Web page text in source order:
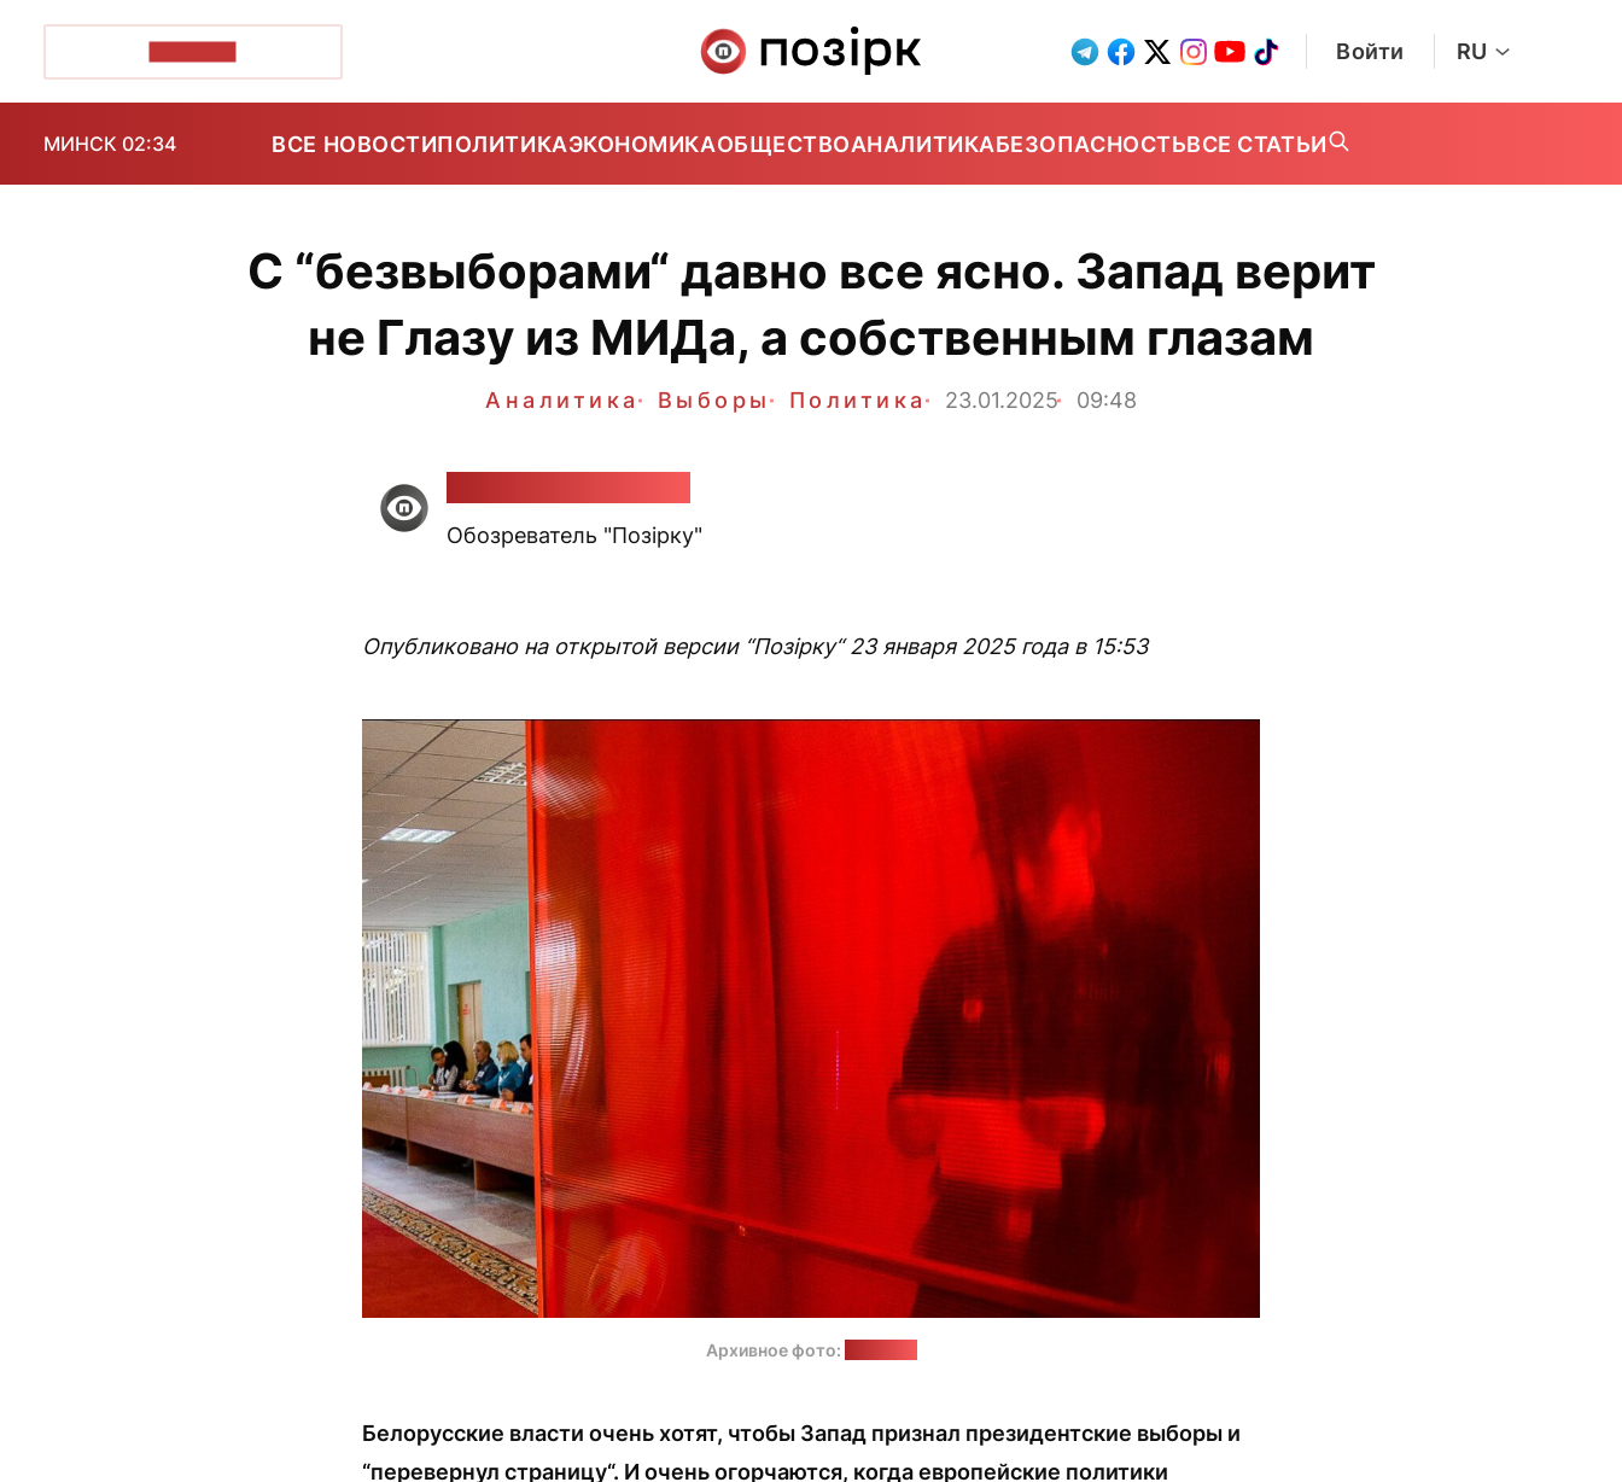
Войти RU
МИНСК 02:34 ВСЕ НОВОСТИПОЛИТИКАЭКОНОМИКАОБЩЕСТВОАНАЛИТИКАБЕЗОПАСНОСТЬВСЕ СТАТЬИ
С “безвыборами“ давно все ясно. Запад верит
не Глазу из МИДа, а собственным глазам
Аналитика Выборы Политика 23.01.2025 09:48
Обозреватель "Позірку"
Опубликовано на открытой версии “Позірку“ 23 января 2025 года в 15:53
Архивное фото:
Белорусские власти очень хотят, чтобы Запад признал президентские выборы и
“перевернул страницу“. И очень огорчаются, когда европейские политики